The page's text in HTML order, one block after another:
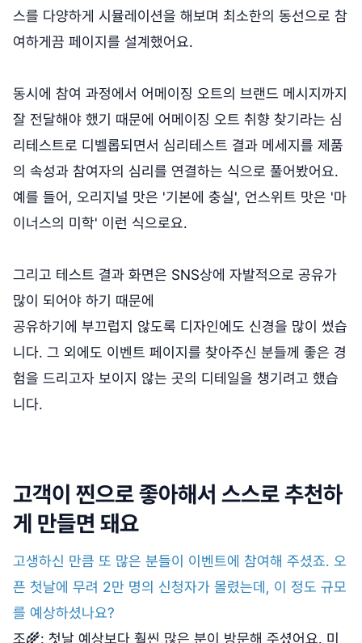
스를 다양하게 시뮬레이션을 해보며 최소한의 동선으로 참
여하게끔 페이지를 설계했어요.
동시에 참여 과정에서 어메이징 오트의 브랜드 메시지까지
잘 전달해야 했기 때문에 어메이징 오트 취향 찾기라는 심
리테스트로 디벨롭되면서 심리테스트 결과 메세지를 제품
의 속성과 참여자의 심리를 연결하는 식으로 풀어봤어요.
예를 들어, 오리지널 맛은 '기본에 충실', 언스위트 맛은 '마
이너스의 미학' 이런 식으로요.
그리고 테스트 결과 화면은 SNS상에 자발적으로 공유가
많이 되어야 하기 때문에
공유하기에 부끄럽지 않도록 디자인에도 신경을 많이 썼습
니다. 그 외에도 이벤트 페이지를 찾아주신 분들께 좋은 경
험을 드리고자 보이지 않는 곳의 디테일을 챙기려고 했습
니다.
고객이 찐으로 좋아해서 스스로 추천하
게 만들면 돼요
고생하신 만큼 또 많은 분들이 이벤트에 참여해 주셨죠. 오
픈 첫날에 무려 2만 명의 신청자가 몰렸는데, 이 정도 규모
를 예상하셨나요?
조🌾: 첫날 예상보다 훨씬 많은 분이 방문해 주셨어요. 미